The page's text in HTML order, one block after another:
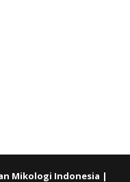
Mikologi Indonesia |